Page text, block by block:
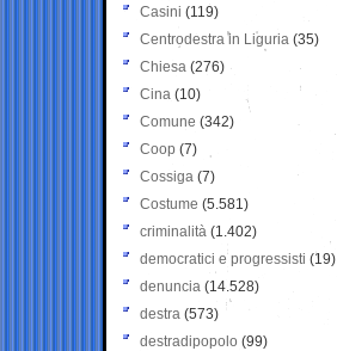
Casini (119)
Centrodestra in Liguria (35)
Chiesa (276)
Cina (10)
Comune (342)
Coop (7)
Cossiga (7)
Costume (5.581)
criminalità (1.402)
democratici e progressisti (19)
denuncia (14.528)
destra (573)
destradipopolo (99)